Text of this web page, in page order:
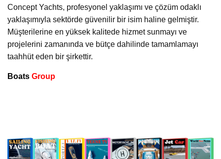
Concept Yachts, profesyonel yaklaşımı ve çözüm odaklı
yaklaşımıyla sektörde güvenilir bir isim haline gelmiştir.
Müşterilerine en yüksek kalitede hizmet sunmayı ve
projelerini zamanında ve bütçe dahilinde tamamlamayı
taahhüt eden bir şirkettir.
Boats Group